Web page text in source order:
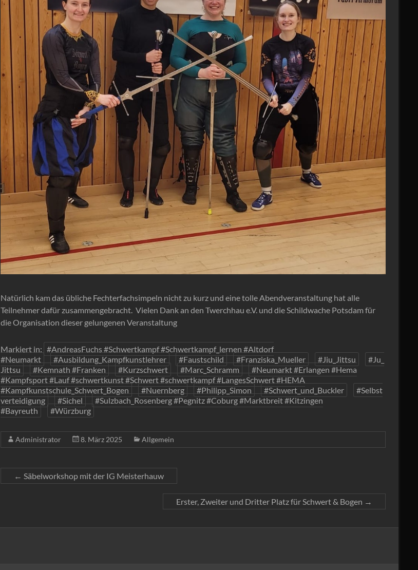
Natürlich kam das übliche Fechterfachsimpeln nicht zu kurz und eine tolle Abendveranstaltung hat alle
Teilnehmer dafür zusammengebracht. Vielen Dank an den Twerchhau e.V. und die Schildwache Potsdam für
die Organisation dieser gelungenen Veranstaltung
Markiert in: #AndreasFuchs #Schwertkampf #Schwertkampf_lernen #Altdorf
#Neumarkt
#Ausbildung_Kampfkunstlehrer #Faustschild #Franziska_Mueller #Jiu_Jittsu
#Ju_
Jittsu
#Kemnath #Franken #Kurzschwert #Marc_Schramm
#Neumarkt #Erlangen #Hema
#Kampfsport #Lauf #schwertkunst #Schwert #schwertkampf #LangesSchwert #HEMA
#Kampfkunstschule_Schwert_Bogen
#Nuernberg #Philipp_Simon #Schwert_und_Buckler
#Selbst
verteidigung
#Sichel
#Sulzbach_Rosenberg #Pegnitz #Coburg #Marktbreit #Kitzingen
#Bayreuth
#Würzburg
Administrator 8. März 2025 Allgemein
← Säbelworkshop mit der IG Meisterhauw
Erster, Zweiter und Dritter Platz für Schwert & Bogen →